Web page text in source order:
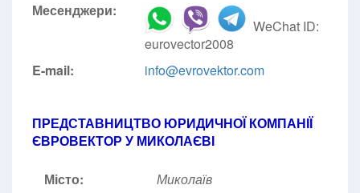
Месенджери:
WeChat ID:
eurovector2008
E-mail:
info@evrovektor.com
ПРЕДСТАВНИЦТВО ЮРИДИЧНОЇ КОМПАНІЇ
ЄВРОВЕКТОР У МИКОЛАЄВІ
Місто:
Миколаїв